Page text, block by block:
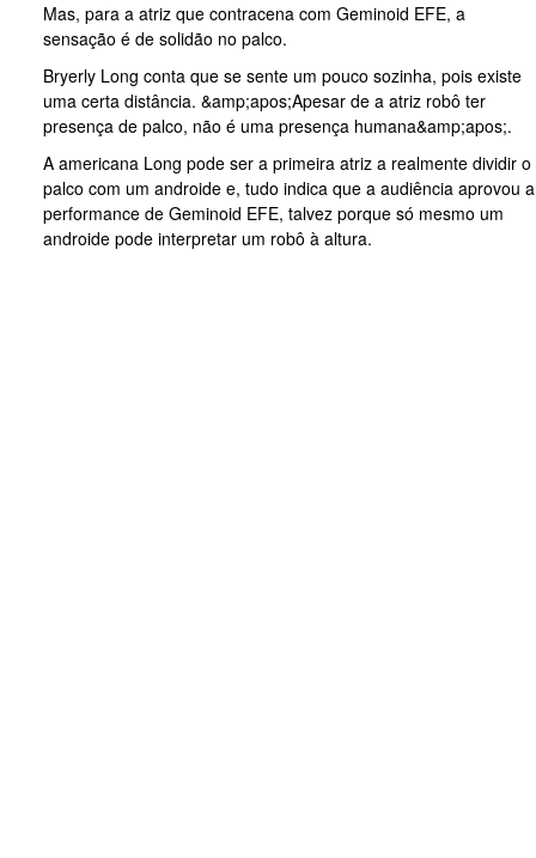
Mas, para a atriz que contracena com Geminoid EFE, a
sensação é de solidão no palco.
Bryerly Long conta que se sente um pouco sozinha, pois existe
uma certa distância. &amp;apos;Apesar de a atriz robô ter
presença de palco, não é uma presença humana&amp;apos;.
A americana Long pode ser a primeira atriz a realmente dividir o
palco com um androide e, tudo indica que a audiência aprovou a
performance de Geminoid EFE, talvez porque só mesmo um
androide pode interpretar um robô à altura.